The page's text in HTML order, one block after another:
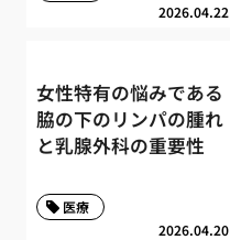
2026.04.22
女性特有の悩みである
脇の下のリンパの腫れ
と乳腺外科の重要性
2026.04.20
医療